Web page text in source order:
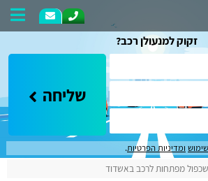
זקוק למנעולן רכב?
שליחה
ומדיניות הפרטיות.
שכפול מפתחות לרכב באשדוד